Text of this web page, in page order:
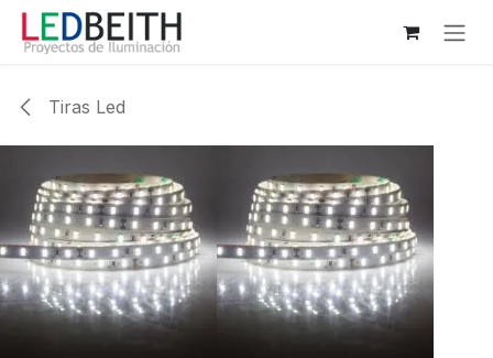
Ir al contenido
Tiras Led